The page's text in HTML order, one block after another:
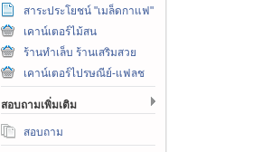
สาระประโยชน์ "เมล็ดกาแฟ"
เคาน์เตอร์ไม้สน
ร้านทำเล็บ ร้านเสริมสวย
เคาน์เตอร์ไปรษณีย์-แฟลช
สอบถามเพิ่มเติม
สอบถาม